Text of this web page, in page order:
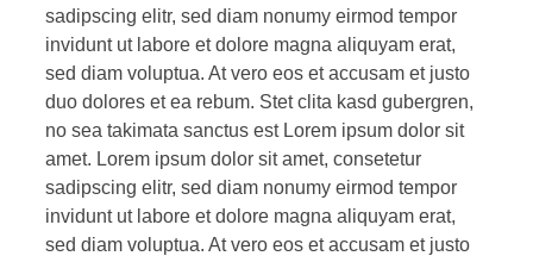
sadipscing elitr, sed diam nonumy eirmod tempor
invidunt ut labore et dolore magna aliquyam erat,
sed diam voluptua. At vero eos et accusam et justo
duo dolores et ea rebum. Stet clita kasd gubergren,
no sea takimata sanctus est Lorem ipsum dolor sit
amet. Lorem ipsum dolor sit amet, consetetur
sadipscing elitr, sed diam nonumy eirmod tempor
invidunt ut labore et dolore magna aliquyam erat,
sed diam voluptua. At vero eos et accusam et justo